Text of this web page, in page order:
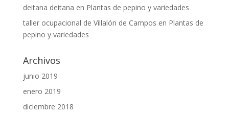
deitana deitana en Plantas de pepino y variedades
taller ocupacional de Villalón de Campos en Plantas de
pepino y variedades
Archivos
junio 2019
enero 2019
diciembre 2018